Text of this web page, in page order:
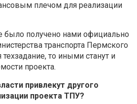
плечом для реализации
было получено нами официально
транспорта Пермского
техзадание, то иными станут и
проекта.
привлекут другого
проекта ТПУ?